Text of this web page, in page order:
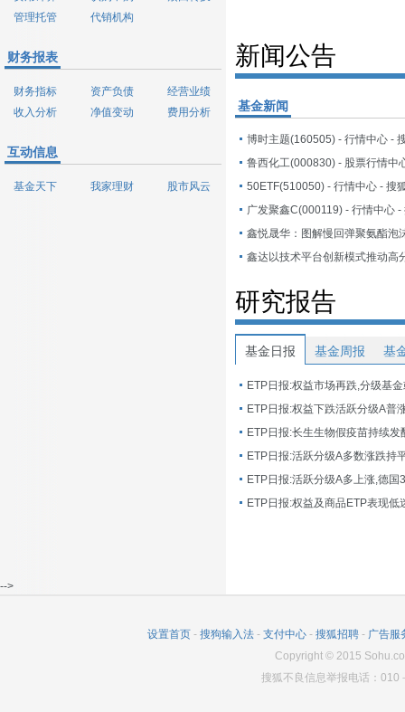
管理托管
代销机构
财务报表
财务指标 资产负债
经营业绩
收入分析
净值变动 费用分析
互动信息
基金天下 我家理财 股市风云
新闻公告
基金新闻
博时主题(160505) - 行情中心 -
鲁西化工(000830) - 股票行情中
50ETF(510050) - 行情中心 - 搜
广发聚鑫C(000119) - 行情中心 -
研究报告
基金日报 基金周报 基
ETP日报:权益市场再跌,分级基
ETP日报:长生生物假疫苗持续发
ETP日报:活跃分级A多数涨跌持
ETP日报:活跃分级A多上涨,德国
-->
设置首页 - 搜狗输入法 - 支付中心 - 搜狐招聘 - 广告服
Copyright© 2015
搜狐不良信息举报电话：010